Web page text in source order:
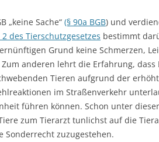
„keine Sache“ (§ 90a BGB) und
2 des Tierschutzgesetzes bestimmt
Grund keine Schmerzen,
anderen lehrt die Erfahrung, dass
Tieren aufgrund der
im Straßenverkehr
führen können. Schon unter
zum Tierarzt tunlichst auf die
Sonderrecht zuzugestehen.